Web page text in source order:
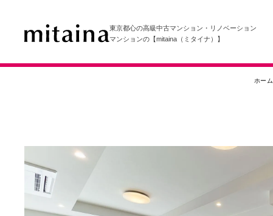
東京都心の高級中古マンション・リノベーション
マンションの【mitaina（ミタイナ）】
ホーム